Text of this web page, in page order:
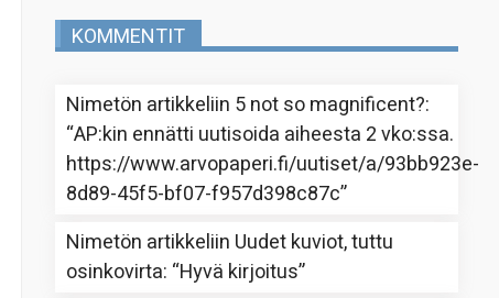
KOMMENTIT
Nimetön artikkeliin 5 not so magnificent?:
“AP:kin ennätti uutisoida aiheesta 2 vko:ssa.
https://www.arvopaperi.fi/uutiset/a/93bb923e-
8d89-45f5-bf07-f957d398c87c”
Nimetön artikkeliin Uudet kuviot, tuttu
osinkovirta: “Hyvä kirjoitus”